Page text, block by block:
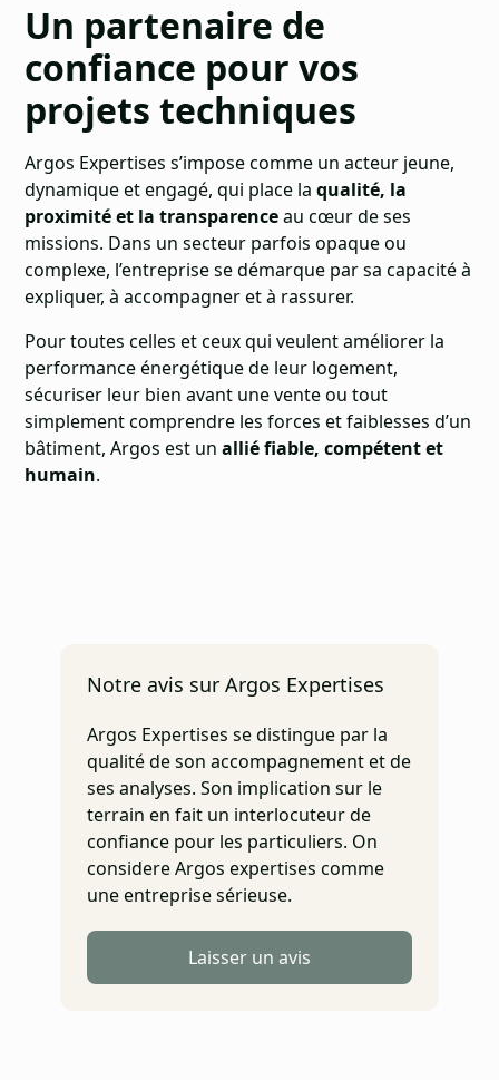
Un partenaire de
confiance pour vos
projets techniques
Argos Expertises s’impose comme un acteur jeune,
dynamique et engagé, qui place laqualité, la
proximité et la transparenceau cœur de ses
missions. Dans un secteur parfois opaque ou
complexe, l’entreprise se démarque par sa capacité à
expliquer, à accompagner et à rassurer.
Pour toutes celles et ceux qui veulent améliorer la
performance énergétique de leur logement,
sécuriser leur bien avant une vente ou tout
simplement comprendre les forces et faiblesses d’un
bâtiment, Argos est unallié fiable, compétent et
humain.
Notre avis sur Argos Expertises
Argos Expertises se distingue par la
qualité de son accompagnement et de
ses analyses. Son implication sur le
terrain en fait un interlocuteur de
confiance pour les particuliers. On
considere Argos expertises comme
une entreprise sérieuse.
Laisser un avis